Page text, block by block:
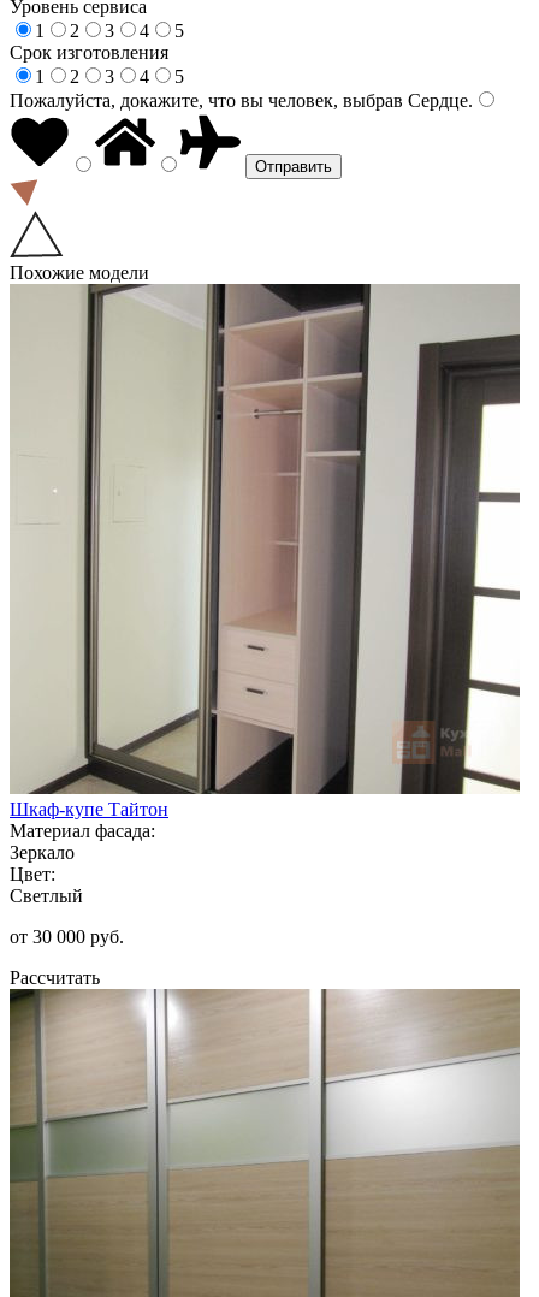
Уровень сервиса
1
2 3 4
5
Срок изготовления
1
2 3 4
5
Пожалуйста, докажите, что вы человек, выбрав Сердце.
Похожие модели
Шкаф-купе Тайтон
Материал фасада:
Зеркало
Цвет:
Светлый
от 30 000 руб.
Рассчитать